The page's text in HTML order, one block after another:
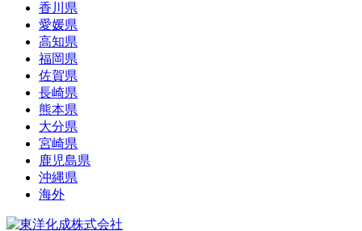
香川県
愛媛県
高知県
福岡県
佐賀県
長崎県
熊本県
大分県
宮崎県
鹿児島県
沖縄県
海外